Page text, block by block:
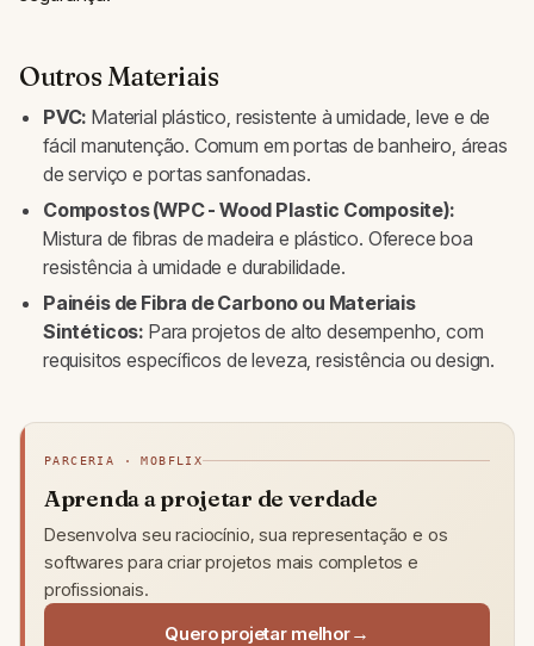
Outros Materiais
PVC: Material plástico, resistente à umidade, leve e de
fácil manutenção. Comum em portas de banheiro, áreas
de serviço e portas sanfonadas.
Compostos (WPC - Wood Plastic Composite):
Mistura de fibras de madeira e plástico. Oferece boa
resistência à umidade e durabilidade.
Painéis de Fibra de Carbono ou Materiais
Sintéticos: Para projetos de alto desempenho, com
requisitos específicos de leveza, resistência ou design.
PARCERIA · MOBFLIX
Aprenda a projetar de verdade
Desenvolva seu raciocínio, sua representação e os
softwares para criar projetos mais completos e
profissionais.
Quero projetar melhor